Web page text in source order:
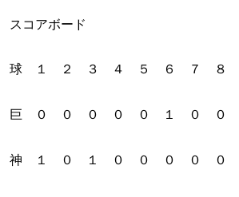
スコアボード
球 １ ２ ３ ４ ５ ６ ７
巨 ０ ０ ０ ０ ０ １ ０ ０
神 １ ０ １ ０ ０ ０ ０ ０